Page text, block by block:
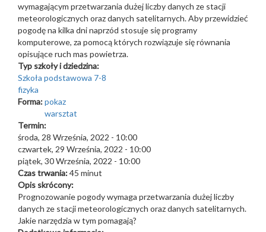
wymagającym przetwarzania dużej liczby danych ze stacji
meteorologicznych oraz danych satelitarnych. Aby przewidzieć
pogodę na kilka dni naprzód stosuje się programy
komputerowe, za pomocą których rozwiązuje się równania
opisujące ruch mas powietrza.
Typ szkoły i dziedzina:
Szkoła podstawowa 7-8
fizyka
Forma:pokaz
warsztat
Termin:
środa, 28 Września, 2022 - 10:00
czwartek, 29 Września, 2022 - 10:00
piątek, 30 Września, 2022 - 10:00
Czas trwania:45 minut
Opis skrócony:
Prognozowanie pogody wymaga przetwarzania dużej liczby
danych ze stacji meteorologicznych oraz danych satelitarnych.
Jakie narzędzia w tym pomagają?